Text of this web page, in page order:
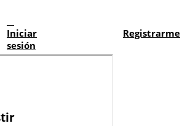
Iniciar
sesión
Registrarme